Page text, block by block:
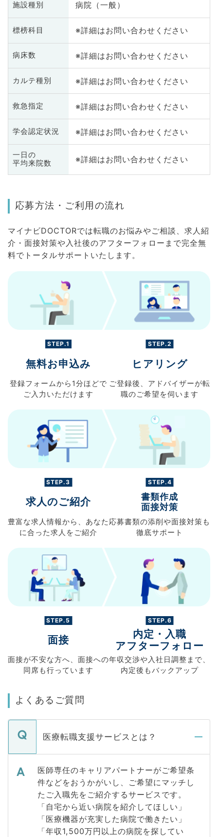
施設種別 病院（一般）
標榜科目 ※詳細はお問い合わせください
病床数 ※詳細はお問い合わせください
カルテ種別 ※詳細はお問い合わせください
救急指定 ※詳細はお問い合わせください
学会認定状況 ※詳細はお問い合わせください
一日の
平均来院数
※詳細はお問い合わせください
応募方法・ご利用の流れ
マイナビDOCTORでは転職のお悩みやご相談、求人紹
介・面接対策や入社後のアフターフォローまで完全無
料でトータルサポートいたします。
STEP.1
無料お申込み
登録フォームから 1分ほどで
ご入力 いただけます
STEP.2
ヒアリング
ご登録後、 アドバイザーが転
職のご希望を伺います
STEP.3
求人のご紹介
豊富な求人情報から、 あなた
に合った求人を ご紹介
STEP.4
書類作成
面接対策
応募書類の添削や面接対策も
徹底サポート
STEP.5
面接
面接が不安な方へ、 面接への
同席も行っています
STEP.6
内定・入職
アフターフォロー
年収交渉や入社日調整まで、
内定後もバックアップ
よくあるご質問
医療転職支援サービスとは？
医師専任のキャリアパートナーがご希望条
件などをおうかがいし、ご希望にマッチし
たご入職先をご紹介するサービスです。
「自宅から近い病院を紹介してほしい」
「医療機器が充実した病院で働きたい」
「年収1,500万円以上の病院を探してい